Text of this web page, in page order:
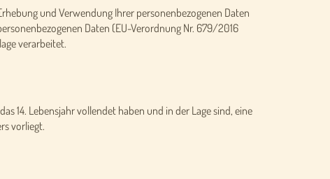
und Verwendung Ihrer personenbezogenen Daten
Daten (EU-Verordnung Nr. 679/2016
verarbeitet.
14. Lebensjahr vollendet haben und in der Lage sind, eine
vorliegt.